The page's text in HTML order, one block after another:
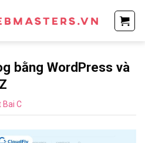
bằng WordPress và
Bai C